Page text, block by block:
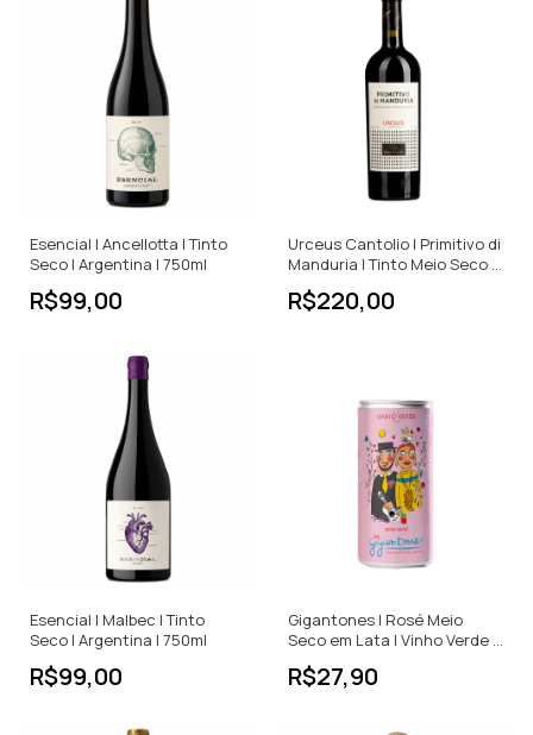
Esencial | Ancellotta | Tinto
Seco | Argentina | 750ml
R$99,00
Urceus Cantolio | Primitivo di
Manduria | Tinto Meio Seco |
750ml
R$220,00
Esencial | Malbec | Tinto
Seco | Argentina | 750ml
R$99,00
Gigantones | Rosé Meio
Seco em Lata | Vinho Verde |
R$27,90